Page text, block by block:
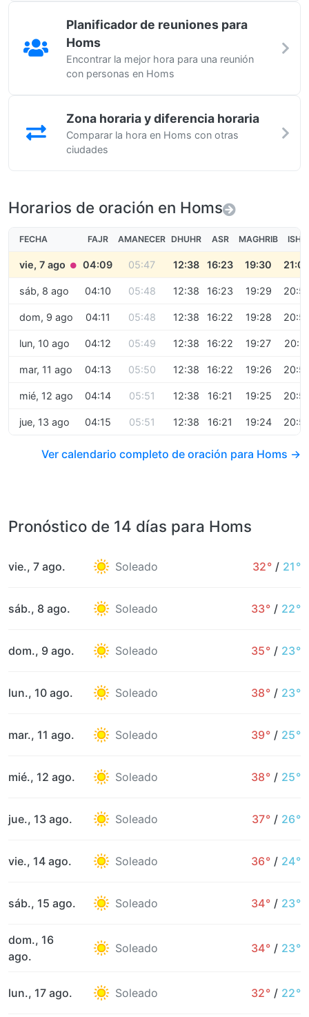
Planificador de reuniones para
Homs
Encontrar la mejor hora para una reunión
con personas en Homs
Zona horaria y diferencia horaria
Comparar la hora en Homs con otras
ciudades
Horarios de oración en Homs
FECHA FAJR AMANECER DHUHR ASR MAGHRIB ISHA
vie, 7 ago ● 04:09 05:47 12:38 16:23 19:30
sáb, 8 ago 04:10 05:48 12:38 16:23 19:29
dom, 9 ago 04:11 05:48 12:38 16:22 19:28
lun, 10 ago 04:12 05:49 12:38 16:22 19:27
mar, 11 ago 04:13 05:50 12:38 16:22 19:26
mié, 12 ago 04:14 05:51 12:38 16:21 19:25
jue, 13 ago 04:15 05:51 12:38 16:21 19:24
Ver calendario completo de oración para Homs →
Pronóstico de 14 días para Homs
vie., 7 ago. Soleado 32° / 21°
sáb., 8 ago. Soleado 33° / 22°
dom., 9 ago. Soleado 35° / 23°
lun., 10 ago. Soleado 38° / 23°
mar., 11 ago. Soleado 39° / 25°
mié., 12 ago. Soleado 38° / 25°
jue., 13 ago. Soleado 37° / 26°
vie., 14 ago. Soleado 36° / 24°
sáb., 15 ago. Soleado 34° / 23°
dom., 16
ago.
Soleado 34° / 23°
lun., 17 ago. Soleado 32° / 22°